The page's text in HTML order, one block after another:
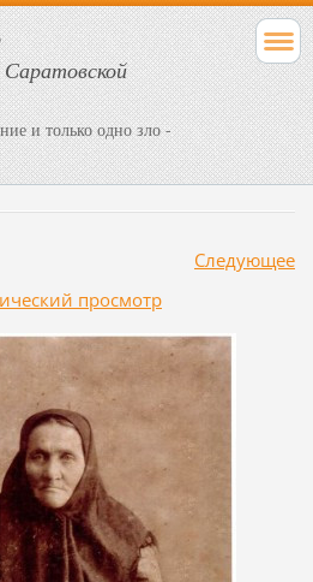
и только одно зло -
Следующее
просмотр